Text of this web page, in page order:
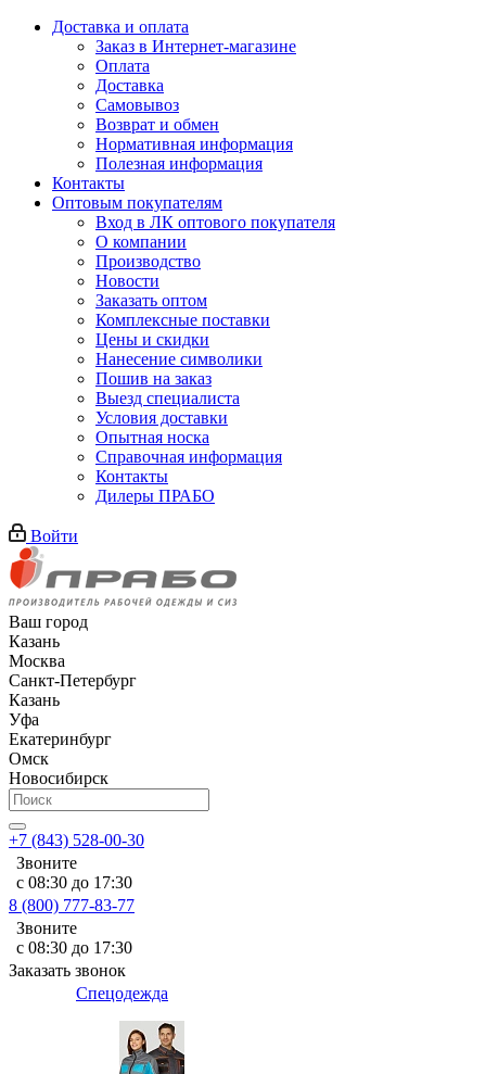
Доставка и оплата
Заказ в Интернет-магазине
Оплата
Доставка
Самовывоз
Возврат и обмен
Нормативная информация
Полезная информация
Контакты
Оптовым покупателям
Вход в ЛК оптового покупателя
О компании
Производство
Новости
Заказать оптом
Комплексные поставки
Цены и скидки
Нанесение символики
Пошив на заказ
Выезд специалиста
Условия доставки
Опытная носка
Справочная информация
Контакты
Дилеры ПРАБО
Войти
Ваш город
Казань
Москва
Санкт-Петербург
Казань
Уфа
Екатеринбург
Омск
Новосибирск
+7 (843) 528-00-30
Звоните
с 08:30 до 17:30
8 (800) 777-83-77
Звоните
с 08:30 до 17:30
Заказать звонок
Спецодежда